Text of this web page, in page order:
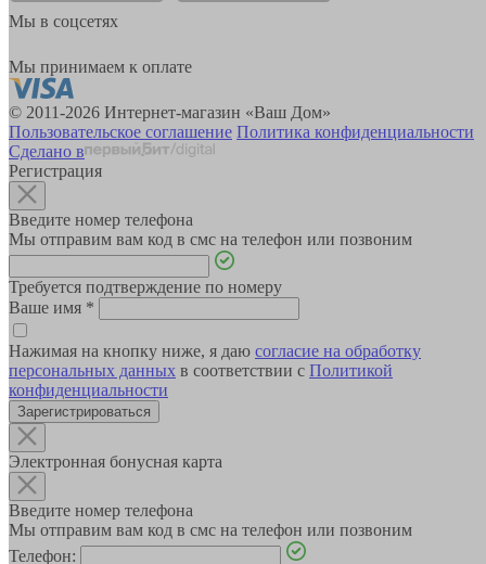
Мы в соцсетях
Мы принимаем к оплате
© 2011-2026 Интернет-магазин «Ваш Дом»
Пользовательское соглашение Политика конфиденциальности
Сделано в
Регистрация
Введите номер телефона
Мы отправим вам код в смс на телефон или позвоним
Требуется подтверждение по номеру
Ваше имя *
Нажимая на кнопку ниже, я даю согласие на обработку
персональных данных в соответствии с Политикой
конфиденциальности
Зарегистрироваться
Электронная бонусная карта
Введите номер телефона
Мы отправим вам код в смс на телефон или позвоним
Телефон: